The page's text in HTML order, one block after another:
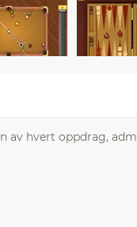
av hvert oppdrag,